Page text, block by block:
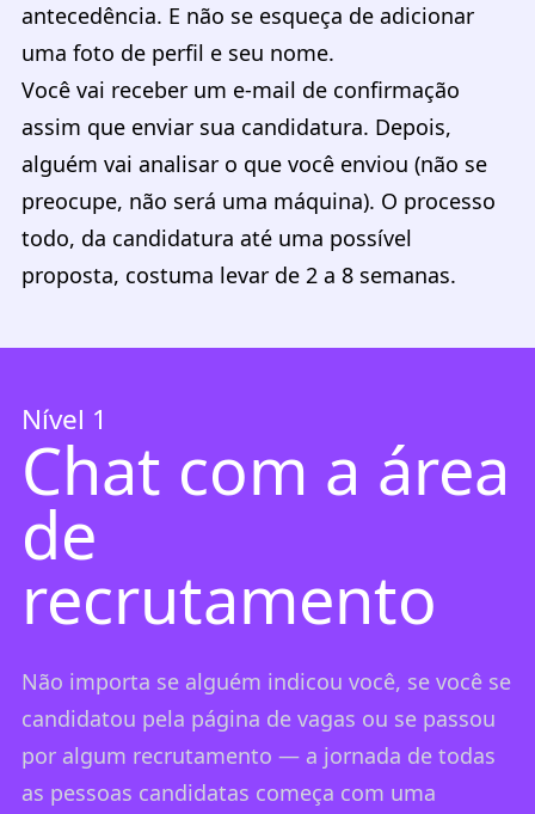
antecedência. E não se esqueça de adicionar
uma foto de perfil e seu nome.
Você vai receber um e-mail de confirmação
assim que enviar sua candidatura. Depois,
alguém vai analisar o que você enviou (não se
preocupe, não será uma máquina). O processo
todo, da candidatura até uma possível
proposta, costuma levar de 2 a 8 semanas.
Nível 1
Chat com a área
de
recrutamento
Não importa se alguém indicou você, se você se
candidatou pela página de vagas ou se passou
por algum recrutamento — a jornada de todas
as pessoas candidatas começa com uma